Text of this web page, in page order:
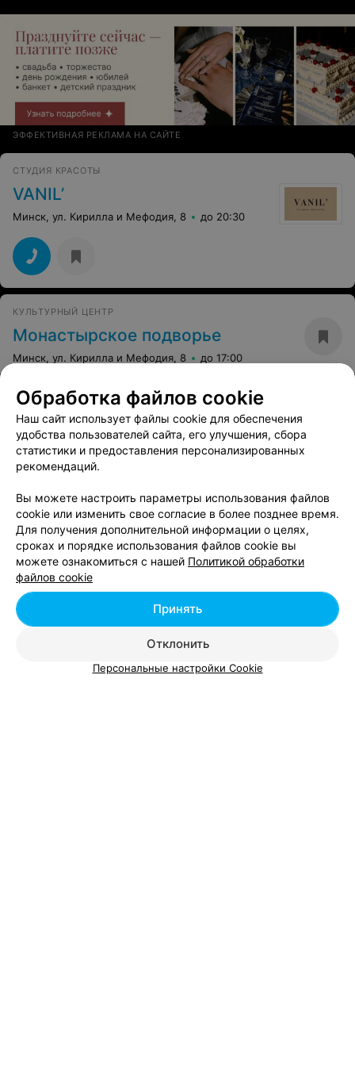
ЭФФЕКТИВНАЯ РЕКЛАМА НА САЙТЕ
СТУДИЯ КРАСОТЫ
VANIL’
Минск, ул. Кирилла и Мефодия, 8 до 20:30
КУЛЬТУРНЫЙ ЦЕНТР
Монастырское подворье
Минск, ул. Кирилла и Мефодия, 8 до 17:00
МАЙСТЭРНЯ
Шляхетны падарунак
Минск, ул. Кирилла и Мефодия, 8 до 19:00
ТУРИСТИЧЕСКАЯ КОМПАНИЯ
Экспонент
Минск, ул. Кирилла и Мефодия, 8 Выходной
Каретный дворик
Минск, ул. Кирилла и Мефодия, 8
Обработка файлов cookie
Наш сайт использует файлы cookie для обеспечения
удобства пользователей сайта, его улучшения, сбора
статистики и предоставления персонализированных
рекомендаций.
Вы можете настроить параметры использования файлов
cookie или изменить свое согласие в более позднее время.
Для получения дополнительной информации о целях,
сроках и порядке использования файлов cookie вы
можете ознакомиться с нашей Политикой обработки
файлов cookie
Отклонить
Принять
Персональные настройки Cookie